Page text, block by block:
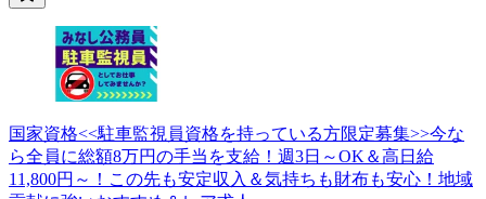
国家資格<<駐車監視員資格を持っている方限定募集>>今な
ら全員に総額8万円の手当を支給！週3日～OK＆高日給
11,800円～！この先も安定収入＆気持ちも財布も安心！地域